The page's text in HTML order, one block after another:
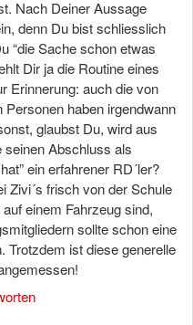
Nach Deiner Aussage
denn Du bist schliesslich
“die Sache schon etwas
Dir ja die Routine eines
Erinnerung: auch die von
Personen haben irgendwann
glaubst Du, wird aus
seinen Abschluss als
ein erfahrener RD´ler?
Zivi´s frisch von der Schule
einem Fahrzeug sind,
sollte schon eine
Trotzdem ist diese generelle